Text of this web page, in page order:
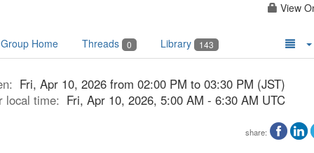
View
Group Home Threads 0 Library 143
Fri, Apr 10, 2026 from 02:00 PM to 03:30 PM (JST)
local time: Fri, Apr 10, 2026, 5:00 AM - 6:30 AM UTC
share: